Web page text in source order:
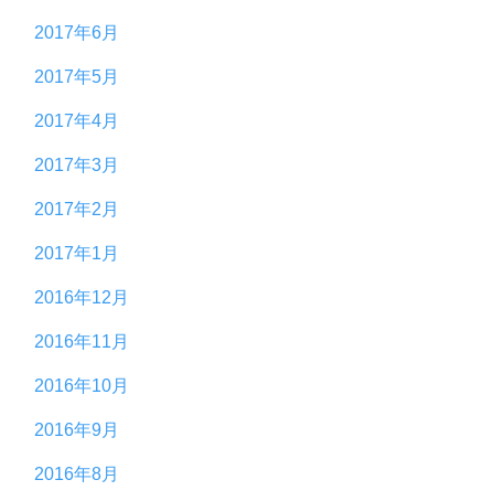
2017年6月
2017年5月
2017年4月
2017年3月
2017年2月
2017年1月
2016年12月
2016年11月
2016年10月
2016年9月
2016年8月